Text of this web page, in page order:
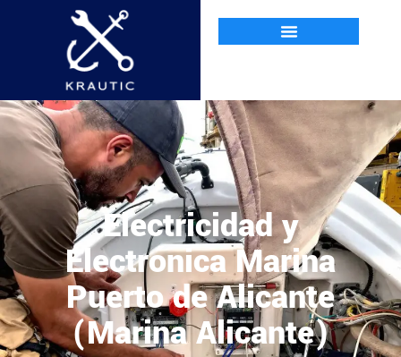
Electricidad y
Electrónica Marina
Puerto de Alicante
(Marina Alicante)